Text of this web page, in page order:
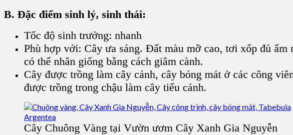
B. Đặc điểm sinh lý, sinh thái:
Tốc độ sinh trưởng: nhanh
Phù hợp với: Cây ưa sáng. Đất màu mỡ cao, tơi xốp đủ
có thể nhân giống bằng cách giâm cành.
Cây được trồng làm cây cảnh, cây bóng mát ở các công
được trồng trong chậu làm cây tiểu cảnh.
Cây Chuông Vàng tại Vườn ươm Cây Xanh Gia Nguyễn